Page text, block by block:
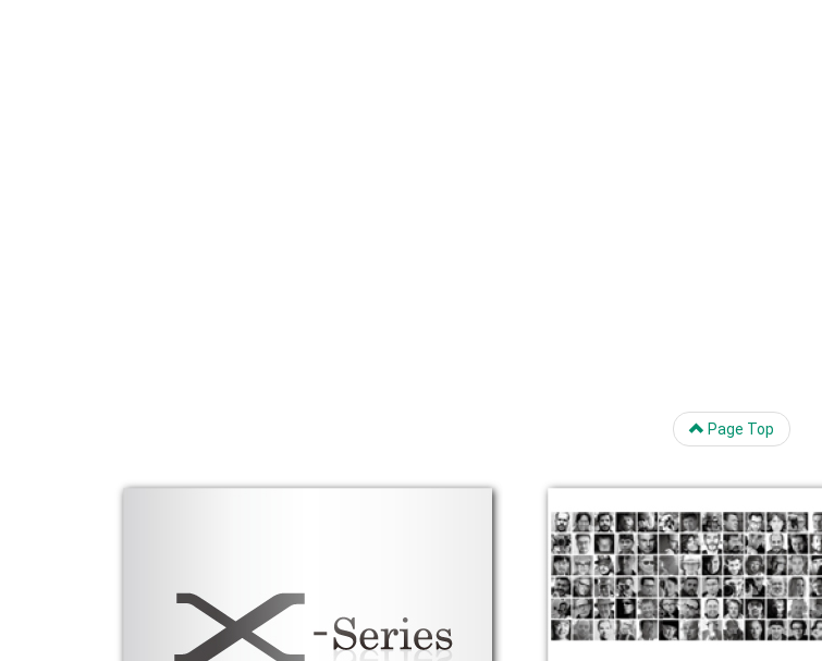
Page Top